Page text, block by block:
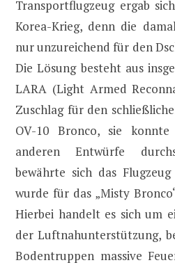
Transportflugzeug ergab
Korea-Krieg, denn die
nur unzureichend für den
Die Lösung besteht aus
LARA (Light Armed
Zuschlag für den
OV-10 Bronco, sie
anderen Entwürfe
bewährte sich das
wurde für das „Misty
Hierbei handelt es sich um
der Luftnahunterstützung,
Bodentruppen massive